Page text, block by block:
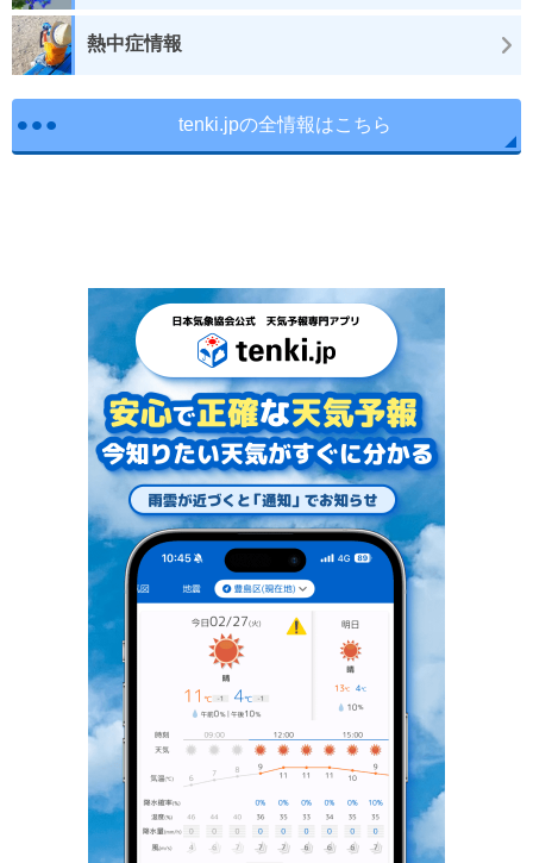
熱中症情報
tenki.jpの全情報はこちら